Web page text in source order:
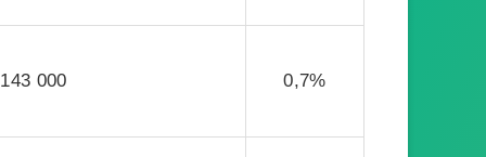
143 000 0,7%